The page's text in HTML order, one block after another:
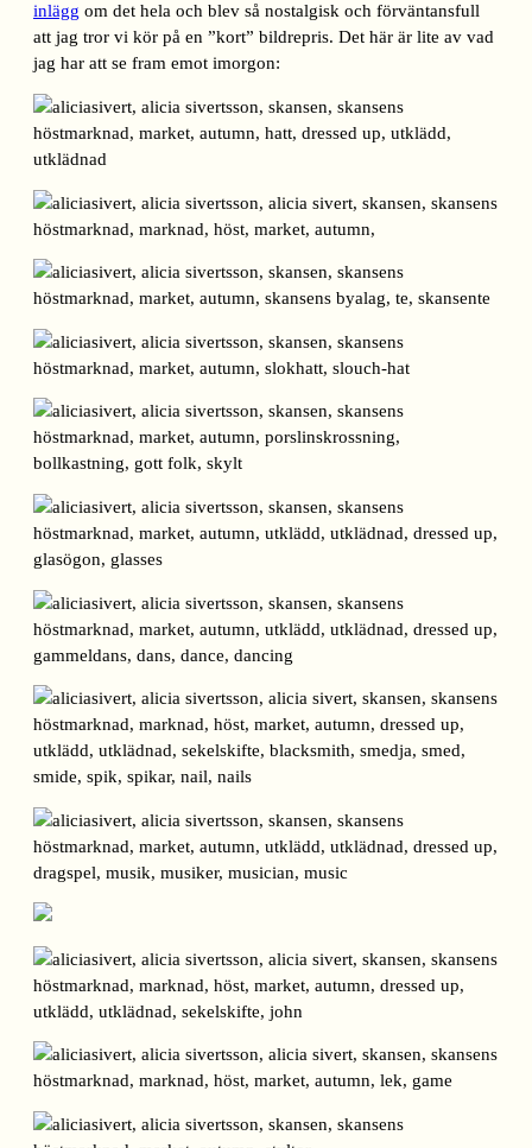
inlägg om det hela och blev så nostalgisk och förväntansfull
att jag tror vi kör på en ”kort” bildrepris. Det här är lite av vad
jag har att se fram emot imorgon: